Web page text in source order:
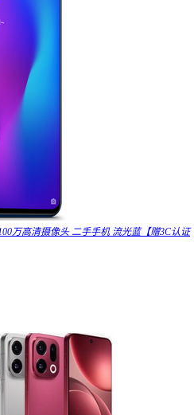
万高清摄像头 二手手机 流光蓝【赠3C认证